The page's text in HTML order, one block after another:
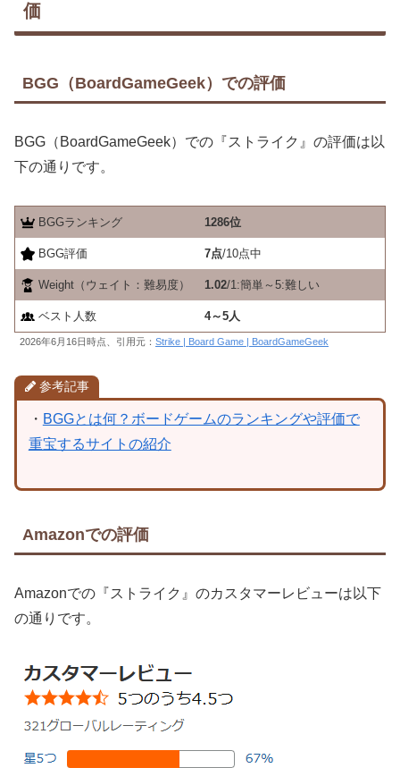
価
BGG（BoardGameGeek）での評価
BGG（BoardGameGeek）での『ストライク』の評価は以
下の通りです。
BGGランキング 1286位
BGG評価 7点/10点中
Weight（ウェイト：難易度） 1.02/1:簡単～5:難しい
ベスト人数 4～5人
2026年6月16日時点、引用元： Strike | Board Game | BoardGameGeek
参考記事
・ BGGとは何？ボードゲームのランキングや評価で
重宝するサイトの紹介
Amazonでの評価
Amazonでの『ストライク』のカスタマーレビューは以下
の通りです。